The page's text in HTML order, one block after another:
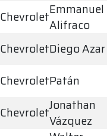
ChevroletEmmanuel
Alifraco
ChevroletDiego Azar
ChevroletPatán
ChevroletJonathan
Vázquez